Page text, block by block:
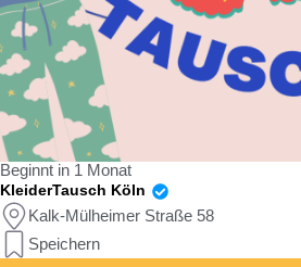
Beginnt in 1 Monat
KleiderTausch Köln
Kalk-Mülheimer Straße 58
Speichern